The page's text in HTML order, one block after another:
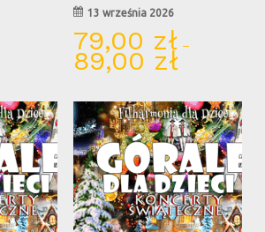
13 września 2026
79,00 zł –
89,00 złZakres
79,00 zł
do
89,00 zł
14
gru